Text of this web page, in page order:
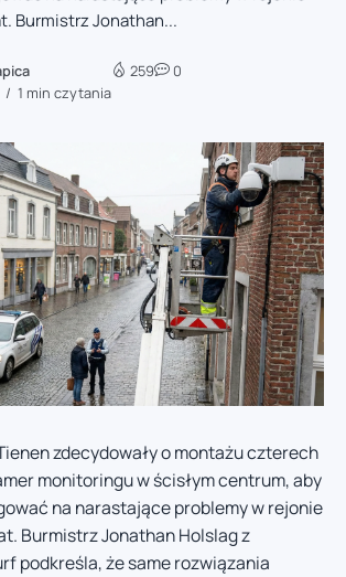
Burmistrz Jonathan...
1 min czytania
259 0
zdecydowały o montażu czterech
monitoringu w ścisłym centrum, aby
na narastające problemy w rejonie
Burmistrz Jonathan Holslag z
podkreśla, że same rozwiązania